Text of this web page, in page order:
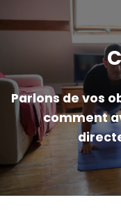
au
Parlons de vos
comment